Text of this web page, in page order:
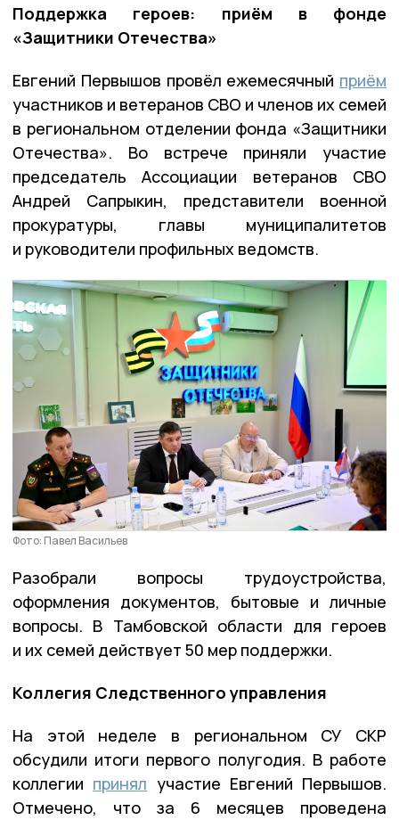
Поддержка героев: приём в фонде
«Защитники Отечества»
Евгений Первышов провёл ежемесячный приём
участников и ветеранов СВО и членов их семей
в региональном отделении фонда «Защитники
Отечества». Во встрече приняли участие
председатель Ассоциации ветеранов СВО
Андрей Сапрыкин, представители военной
прокуратуры, главы муниципалитетов
и руководители профильных ведомств.
Фото: Павел Васильев
Разобрали вопросы трудоустройства,
оформления документов, бытовые и личные
вопросы. В Тамбовской области для героев
и их семей действует 50 мер поддержки.
Коллегия Следственного управления
На этой неделе в региональном СУ СКР
обсудили итоги первого полугодия. В работе
коллегии принял участие Евгений Первышов.
Отмечено, что за 6 месяцев проведена